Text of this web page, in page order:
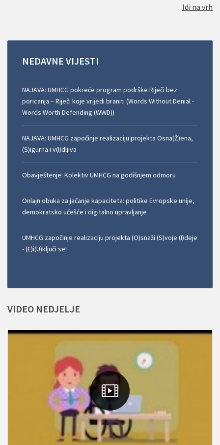
Idi na vrh
NEDAVNE VIJESTI
NAJAVA: UMHCG pokreće program podrške Riječi bez
poricanja – Riječi koje vrijedi braniti (Words Without Denial -
Words Worth Defending (WWD))
NAJAVA: UMHCG započinje realizaciju projekta Osna(Ž)ena,
(S)igurna i v(I)dljiva
Obavještenje: Kolektiv UMHCG na godišnjem odmoru
Onlajn obuka za jačanje kapaciteta: politike Evropske unije,
demokratsko učešće i digitalno upravljanje
UMHCG započinje realizaciju projekta (O)snaži (S)voje (I)deje
- (E)i(U)ključi se!
VIDEO NEDJELJE